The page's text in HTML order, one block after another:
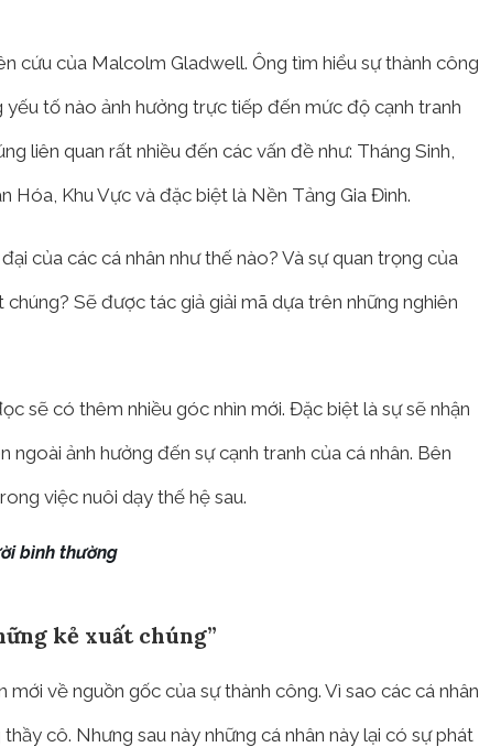
cứu của Malcolm Gladwell. Ông tìm hiểu sự thành công
tố nào ảnh hưởng trực tiếp đến mức độ cạnh tranh
liên quan rất nhiều đến các vấn đề như: Tháng Sinh,
Hóa, Khu Vực và đặc biệt là Nền Tảng Gia Đình.
của các cá nhân như thế nào? Và sự quan trọng của
Sẽ được tác giả giải mã dựa trên những nghiên
sẽ có thêm nhiều góc nhìn mới. Đặc biệt là sự sẽ nhận
ngoài ảnh hưởng đến sự cạnh tranh của cá nhân. Bên
việc nuôi dạy thế hệ sau.
bình thường
kẻ xuất chúng”
về nguồn gốc của sự thành công. Vì sao các cá nhân
cô. Nhưng sau này những cá nhân này lại có sự phát